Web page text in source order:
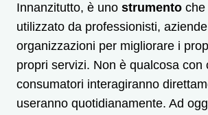
Innanzitutto, è uno strumento che
utilizzato da professionisti,
organizzazioni per migliorare i
propri servizi. Non è qualcosa con
consumatori interagiranno
useranno quotidianamente. Ad